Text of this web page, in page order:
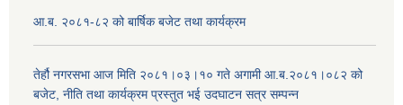
आ.ब. २०८१-८२ को बार्षिक बजेट तथा कार्यक्रम
तेर्हौ नगरसभा आज मिति २०८१।०३।१० गते अगामी आ.ब.२०८१।०८२ को
बजेट, नीति तथा कार्यक्रम प्रस्तुत भई उदघाटन सत्र सम्पन्न